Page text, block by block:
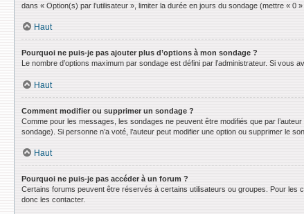
dans « Option(s) par l’utilisateur », limiter la durée en jours du sondage (mettre « 0
Haut
Pourquoi ne puis-je pas ajouter plus d’options à mon sondage ?
Le nombre d’options maximum par sondage est défini par l’administrateur. Si vous
Haut
Comment modifier ou supprimer un sondage ?
Comme pour les messages, les sondages ne peuvent être modifiés que par
sondage). Si personne n’a voté, l’auteur peut modifier une option ou supprimer le
Haut
Pourquoi ne puis-je pas accéder à un forum ?
Certains forums peuvent être réservés à certains utilisateurs ou groupes. Pour
donc les contacter.